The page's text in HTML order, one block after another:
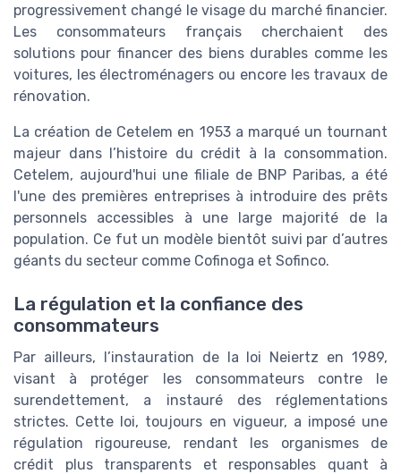
progressivement changé le visage du marché financier.
Les consommateurs français cherchaient des
solutions pour financer des biens durables comme les
voitures, les électroménagers ou encore les travaux de
rénovation.
La création de Cetelem en 1953 a marqué un tournant
majeur dans l’histoire du crédit à la consommation.
Cetelem, aujourd'hui une filiale de BNP Paribas, a été
l'une des premières entreprises à introduire des prêts
personnels accessibles à une large majorité de la
population. Ce fut un modèle bientôt suivi par d’autres
géants du secteur comme Cofinoga et Sofinco.
La régulation et la confiance des
consommateurs
Par ailleurs, l’instauration de la loi Neiertz en 1989,
visant à protéger les consommateurs contre le
surendettement, a instauré des réglementations
strictes. Cette loi, toujours en vigueur, a imposé une
régulation rigoureuse, rendant les organismes de
crédit plus transparents et responsables quant à